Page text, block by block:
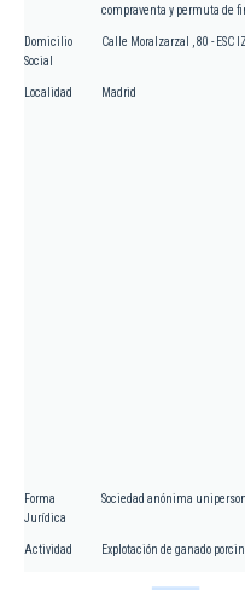
compraventa y permuta de
Domicilio
Social
Calle Moralzarzal , 80 - ESC
Localidad Madrid
Forma
Jurídica
Sociedad anónima
Actividad Explotación de ganado